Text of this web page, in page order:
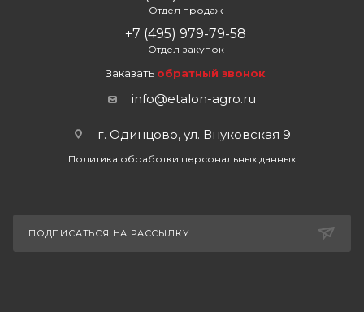
Отдел продаж
+7 (495) 979-79-58
Отдел закупок
Заказать обратный звонок
info@etalon-agro.ru
г. Одинцово, ул. Внуковская 9
Политика обработки персональных данных
ПОДПИСАТЬСЯ НА РАССЫЛКУ